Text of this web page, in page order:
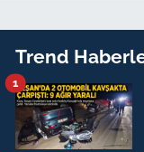
Trend
1